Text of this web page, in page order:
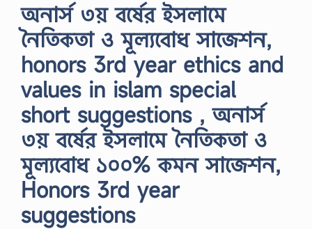
অনার্স ৩য় বর্ষের ইসলামে
নৈতিকতা ও মূল্যবোধ সাজেশন,
honors 3rd year ethics and
values in islam special
short suggestions , অনার্স
৩য় বর্ষের ইসলামে নৈতিকতা ও
মূল্যবোধ ১০০% কমন সাজেশন,
Honors 3rd year
suggestions